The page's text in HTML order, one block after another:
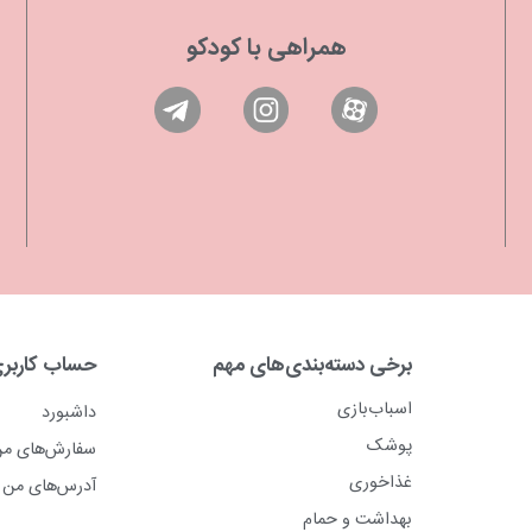
همراهی با کودکو
برخی دسته‌بندی‌های مهم
اسباب‌بازی
پوشک
غذاخوری
بهداشت و حمام
حساب
داشبورد
سفارش‌های
آدرس‌های من